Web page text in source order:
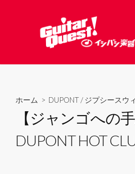
へ
ホーム > DUPONT /ジプシースウ
【ジャンゴへの
DUPONT HOT